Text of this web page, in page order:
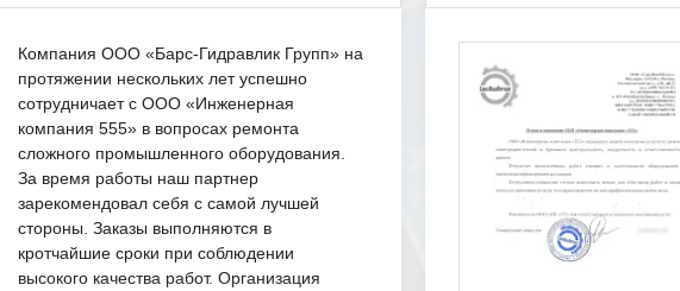
Компания ООО «Барс-Гидравлик Групп» на
протяжении нескольких лет успешно
сотрудничает с ООО «Инженерная
компания 555» в вопросах ремонта
сложного промышленного оборудования.
За время работы наш партнер
зарекомендовал себя с самой лучшей
стороны. Заказы выполняются в
кротчайшие сроки при соблюдении
высокого качества работ. Организация